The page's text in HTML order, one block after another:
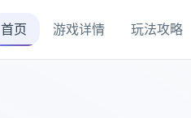
首页 游戏详情 玩法攻略